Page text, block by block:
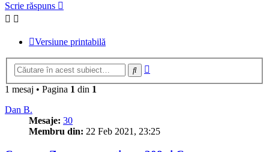
Scrie răspuns
Versiune printabilă
Căutare
1 mesaj • Pagina 1 din 1
Dan B.
Mesaje: 30
Membru din: 22 Feb 2021, 23:25